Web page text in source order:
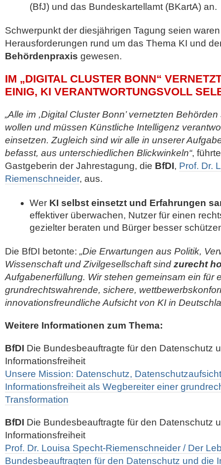
(BfJ) und das Bundeskartellamt (BKartA) an.
Schwerpunkt der diesjährigen Tagung seien
Herausforderungen rund um das Thema KI und
Behördenpraxis gewesen.
IM „DIGITAL CLUSTER BONN“
EINIG, KI VERANTWORTUNGSVOLL
„Alle im ,Digital Cluster Bonn’ vernetzten
wollen und müssen Künstliche Intelligenz
einsetzen. Zugleich sind wir alle in unserer
befasst, aus unterschiedlichen Blickwinkeln“,
Gastgeberin der Jahrestagung, die BfDI, Prof. Dr.
Riemenschneider, aus.
Wer KI selbst einsetzt und Erfahrungen
effektiver überwachen, Nutzer für einen
gezielter beraten und Bürger besser
Die BfDI betonte: „Die Erwartungen aus Politik,
Wissenschaft und Zivilgesellschaft sind zurecht
Aufgabenerfüllung. Wir stehen gemeinsam ein für
grundrechtswahrende, sichere,
innovationsfreundliche Aufsicht von KI in
Weitere Informationen zum Thema:
BfDI Die Bundesbeauftragte für den Datenschutz
Informationsfreiheit
Unsere Mission: Datenschutz,
Informationsfreiheit als Wegbereiter einer
Transformation
BfDI Die Bundesbeauftragte für den Datenschutz
Informationsfreiheit
Prof. Dr. Louisa Specht-Riemenschneider / Der
Bundesbeauftragten für den Datenschutz und die